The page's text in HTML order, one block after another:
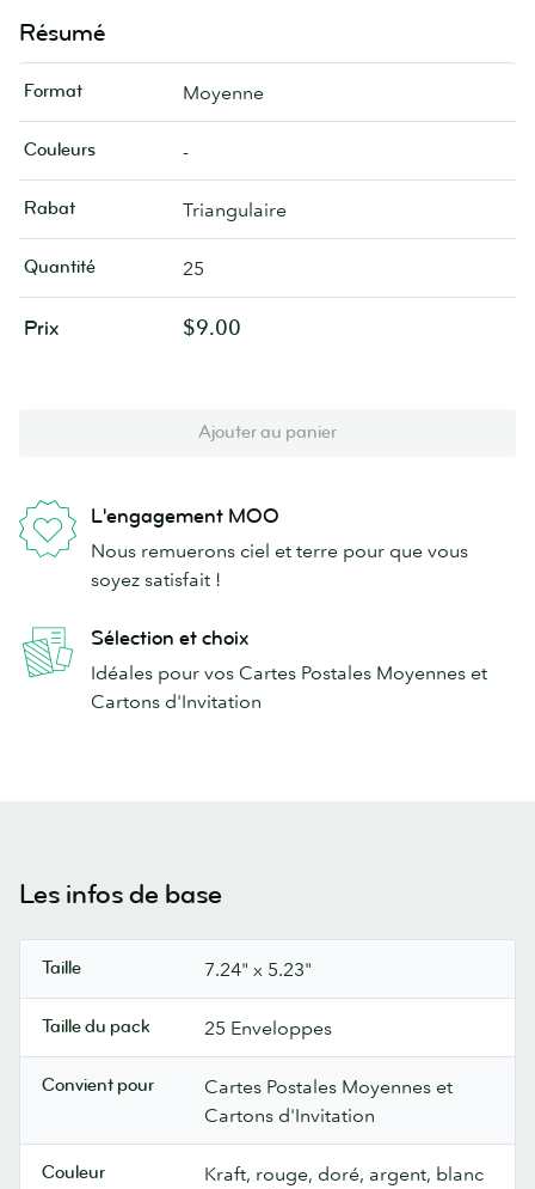
Résumé
Format Moyenne
Couleurs -
Rabat Triangulaire
Quantité 25
Prix $9.00
Ajouter au panier
L'engagement MOO
Nous remuerons ciel et terre pour que vous
soyez satisfait !
Sélection et choix
Idéales pour vos Cartes Postales Moyennes et
Cartons d'Invitation
Les infos de base
Taille 7.24" x 5.23"
Taille du pack 25 Enveloppes
Convient pour
Cartes Postales Moyennes et
Cartons d'Invitation
Couleur
Kraft, rouge, doré, argent, blanc